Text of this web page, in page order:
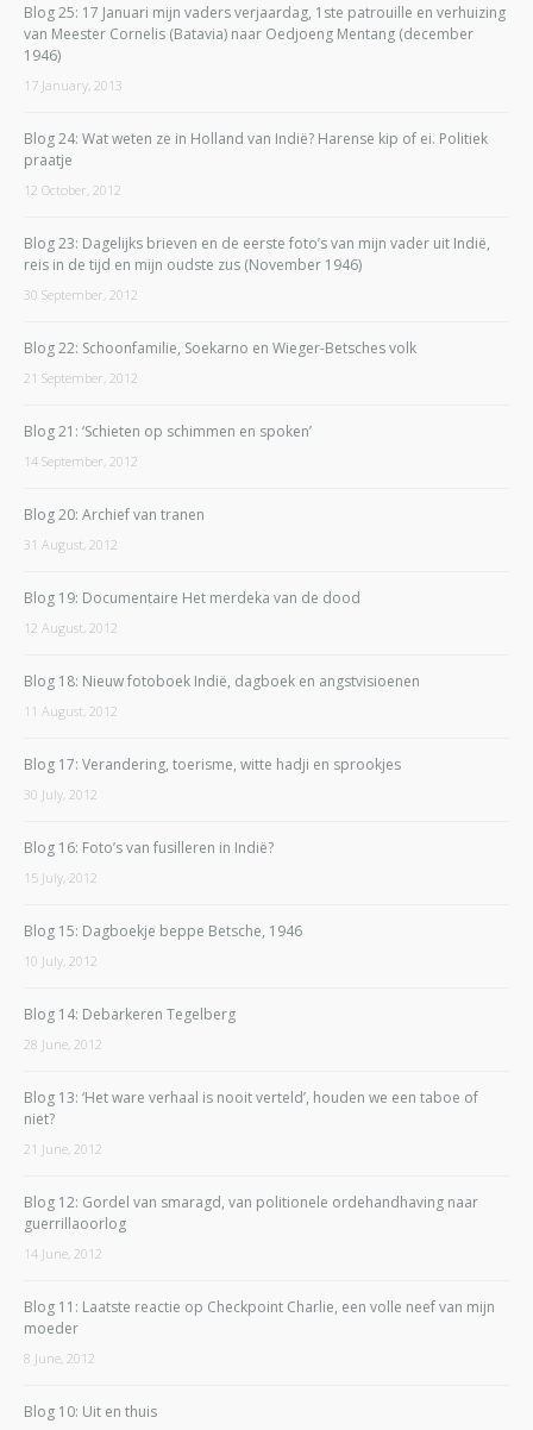
Blog 25: 17 Januari mijn vaders verjaardag, 1ste patrouille en verhuizing
van Meester Cornelis (Batavia) naar Oedjoeng Mentang (december
1946)
17 January, 2013
Blog 24: Wat weten ze in Holland van Indië? Harense kip of ei. Politiek
praatje
12 October, 2012
Blog 23: Dagelijks brieven en de eerste foto’s van mijn vader uit Indië,
reis in de tijd en mijn oudste zus (November 1946)
30 September, 2012
Blog 22: Schoonfamilie, Soekarno en Wieger-Betsches volk
21 September, 2012
Blog 21: ‘Schieten op schimmen en spoken’
14 September, 2012
Blog 20: Archief van tranen
31 August, 2012
Blog 19: Documentaire Het merdeka van de dood
12 August, 2012
Blog 18: Nieuw fotoboek Indië, dagboek en angstvisioenen
11 August, 2012
Blog 17: Verandering, toerisme, witte hadji en sprookjes
30 July, 2012
Blog 16: Foto’s van fusilleren in Indië?
15 July, 2012
Blog 15: Dagboekje beppe Betsche, 1946
10 July, 2012
Blog 14: Debarkeren Tegelberg
28 June, 2012
Blog 13: ‘Het ware verhaal is nooit verteld’, houden we een taboe of
niet?
21 June, 2012
Blog 12: Gordel van smaragd, van politionele ordehandhaving naar
guerrillaoorlog
14 June, 2012
Blog 11: Laatste reactie op Checkpoint Charlie, een volle neef van mijn
moeder
8 June, 2012
Blog 10: Uit en thuis